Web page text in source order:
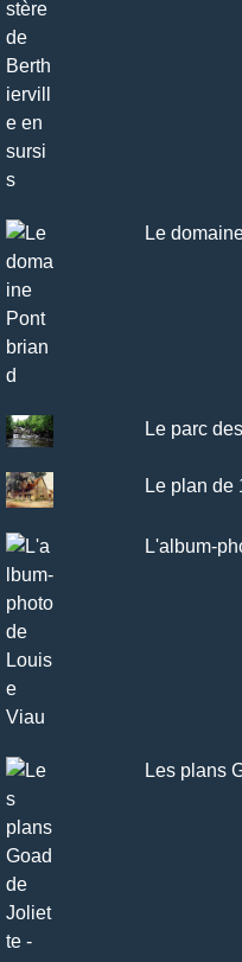
Le
Le parc
Le plan de
L'album-
Les plans